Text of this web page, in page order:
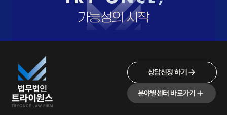
상담신청 하기
분야별센터 바로가기